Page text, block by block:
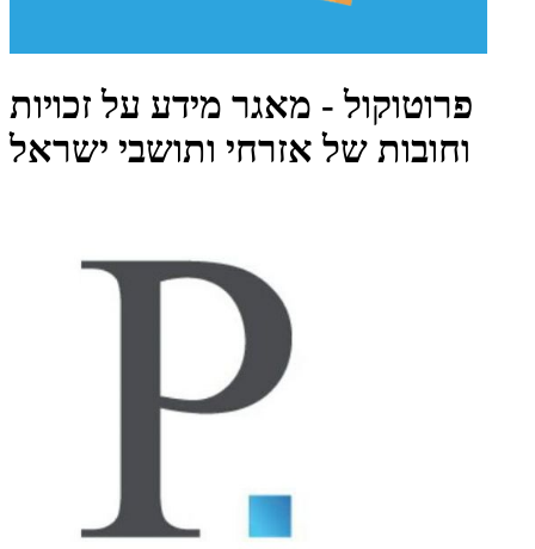
פרוטוקול - מאגר מידע על זכויות
וחובות של אזרחי ותושבי ישראל